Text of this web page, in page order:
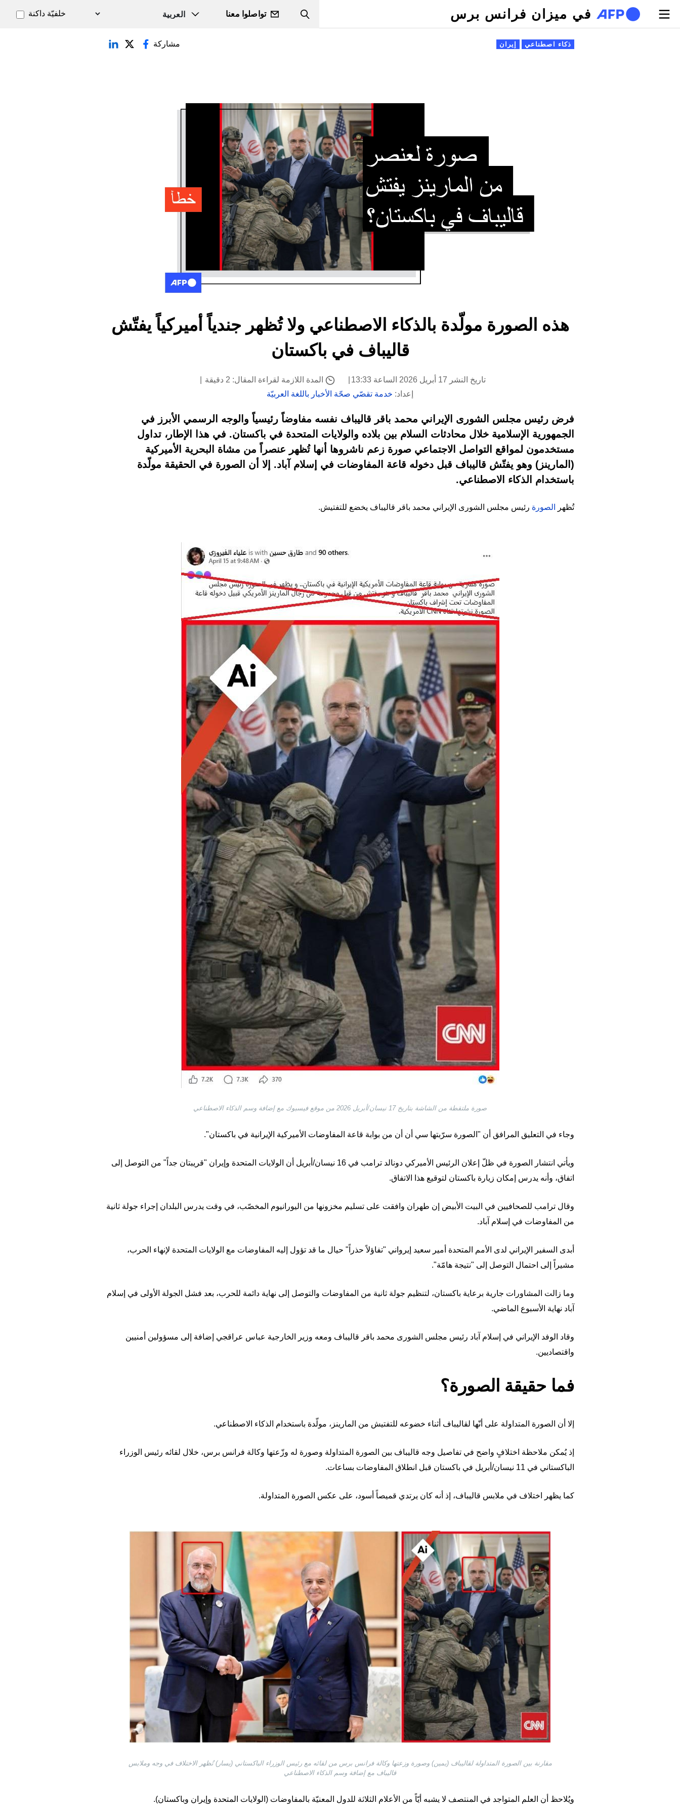
تجاوز إلى المحتوى الرئيسي
في ميزان فرانس برس Search
تواصلوا معنا خلفيّة داكنة
التبويبات الأساسية
ذكاء اصطناعي إيران مشاركة
هذه الصورة مولّدة بالذكاء الاصطناعي ولا تُظهر جندياً أميركياً يفتّش
قاليباف في باكستان
تاريخ النشر 17 أبريل 2026 الساعة 13:33
المدة اللازمة لقراءة المقال: 2 دقيقة
إعداد: خدمة تقصّي صحّة الأخبار باللغة العربيّة
فرض رئيس مجلس الشورى الإيراني محمد باقر قاليباف نفسه مفاوضاً رئيسياً والوجه الرسمي الأبرز في
الجمهورية الإسلامية خلال محادثات السلام بين بلاده والولايات المتحدة في باكستان. في هذا الإطار، تداول
مستخدمون لمواقع التواصل الاجتماعي صورة زعم ناشروها أنها تُظهر عنصراً من مشاة البحرية الأميركية
(المارينز) وهو يفتّش قاليباف قبل دخوله قاعة المفاوضات في إسلام آباد. إلا أن الصورة في الحقيقة مولّدة
باستخدام الذكاء الاصطناعي.
تُظهر الصورة رئيس مجلس الشورى الإيراني محمد باقر قاليباف يخضع للتفتيش.
صورة ملتقطة من الشاشة بتاريخ 17 نيسان/أبريل 2026 من موقع فيسبوك مع إضافة وسم الذكاء الاصطناعي
وجاء في التعليق المرافق أن "الصورة سرّبتها سي أن أن من بوابة قاعة المفاوضات الأميركية الإيرانية في باكستان".
ويأتي انتشار الصورة في ظلّ إعلان الرئيس الأميركي دونالد ترامب في 16 نيسان/أبريل أن الولايات المتحدة وإيران "قريبتان جداً" من التوصل إلى
اتفاق، وأنه يدرس إمكان زيارة باكستان لتوقيع هذا الاتفاق.
وقال ترامب للصحافيين في البيت الأبيض إن طهران وافقت على تسليم مخزونها من اليورانيوم المخصّب، في وقت يدرس البلدان إجراء جولة ثانية
من المفاوضات في إسلام آباد.
أبدى السفير الإيراني لدى الأمم المتحدة أمير سعيد إيرواني "تفاؤلاً حذراً" حيال ما قد تؤول إليه المفاوضات مع الولايات المتحدة لإنهاء الحرب،
مشيراً إلى احتمال التوصل إلى "نتيجة هامّة".
وما زالت المشاورات جارية برعاية باكستان، لتنظيم جولة ثانية من المفاوضات والتوصل إلى نهاية دائمة للحرب، بعد فشل الجولة الأولى في إسلام
آباد نهاية الأسبوع الماضي.
وقاد الوفد الإيراني في إسلام آباد رئيس مجلس الشورى محمد باقر قاليباف ومعه وزير الخارجية عباس عراقجي إضافة إلى مسؤولين أمنيين
واقتصاديين.
فما حقيقة الصورة؟
إلا أن الصورة المتداولة على أنّها لقاليباف أثناء خضوعه للتفتيش من المارينز، مولّدة باستخدام الذكاء الاصطناعي.
إذ يُمكن ملاحظة اختلافٍ واضح في تفاصيل وجه قاليباف بين الصورة المتداولة وصورة له وزّعتها وكالة فرانس برس، خلال لقائه رئيس الوزراء
الباكستاني في 11 نيسان/أبريل في باكستان قبل انطلاق المفاوضات بساعات.
كما يظهر اختلاف في ملابس قاليباف، إذ أنه كان يرتدي قميصاً أسود، على عكس الصورة المتداولة.
مقارنة بين الصورة المتداولة لقاليباف (يمين) وصورة وزعتها وكالة فرانس برس من لقائه مع رئيس الوزراء الباكستاني (يسار) تُظهر الاختلاف في وجه وملابس
قاليباف مع إضافة وسم الذكاء الاصطناعي
ويُلاحظ أن العلم المتواجد في المنتصف لا يشبه أيّاً من الأعلام الثلاثة للدول المعنيّة بالمفاوضات (الولايات المتحدة وإيران وباكستان).